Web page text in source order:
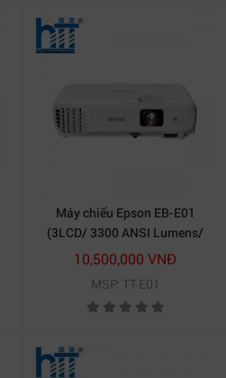
Máy chiếu Epson EB-E01
(3LCD/ 3300 ANSI Lumens/
XGA)
10,500,000 VNĐ
MSP: TT-E01